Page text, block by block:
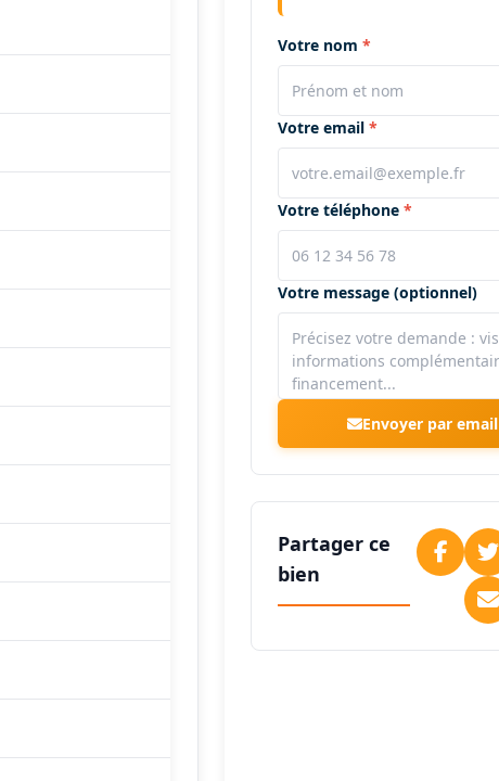
Votre nom
Votre email
Votre téléphone
Votre message (optionnel)
Envoyer par email
Partager ce
bien